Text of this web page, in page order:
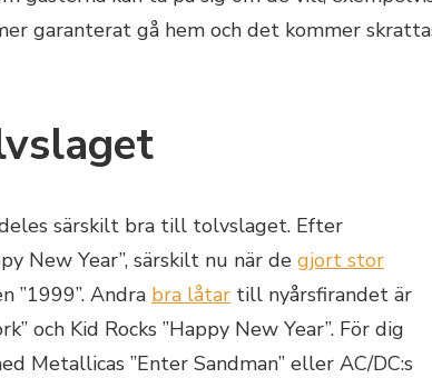
garanterat gå hem och det kommer
särskilt bra till tolvslaget. Efter
New Year”, särskilt nu när de gjort stor
”1999”. Andra bra låtar till nyårsfirandet är
och Kid Rocks ”Happy New Year”. För dig
Metallicas ”Enter Sandman” eller AC/DC:s